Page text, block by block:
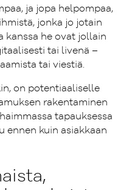
ja jopa helpompaa,
jonka jo jotain
kanssa he ovat jollain
tai livenä –
tai viestiä.
on potentiaaliselle
rakentaminen
tapauksessa
ennen kuin asiakkaan